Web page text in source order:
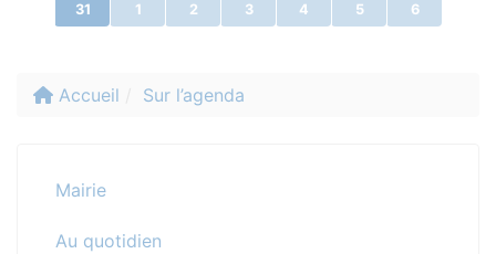
31 1 2 3 4 5 6
Accueil Sur l’agenda
Mairie
Au quotidien